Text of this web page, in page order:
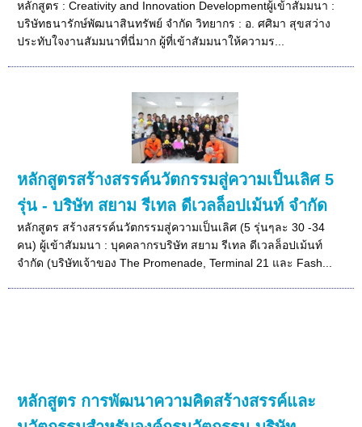
หลักสูตร : Creativity and Innovation Developmentผู้เข้าสัมมนา :
บริษัทธนารักษ์พัฒนาสินทรัพย์ จำกัด วิทยากร : อ. ศศิมา สุขสว่าง
ประทับใจงานสัมมนาที่นี่มาก ผู้ที่เข้าสัมมนาให้ความร...
หลักสูตรสร้างสรรค์นวัตกรรมสู่ความเป็นเลิศ 5
รุ่น - บริษัท สยาม รีเทล ดีเวลล็อปเม้นท์ จำกัด
หลักสูตร สร้างสรรค์นวัตกรรมสู่ความเป็นเลิศ (5 รุ่นๆละ 30 -34
คน) ผู้เข้าสัมมนา : บุคคลากรบริษัท สยาม รีเทล ดีเวลล็อปเม้นท์
จำกัด (บริษัทเจ้าของ The Promenade, Terminal 21 และ Fash...
หลักสูตร การพัฒนาความคิดสร้างสรรค์และ